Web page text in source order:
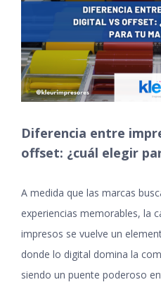
Diferencia entre
offset: ¿cuál elegir
A medida que las marcas
experiencias memorables, la
impresos se vuelve un
donde lo digital domina la
siendo un puente poderoso